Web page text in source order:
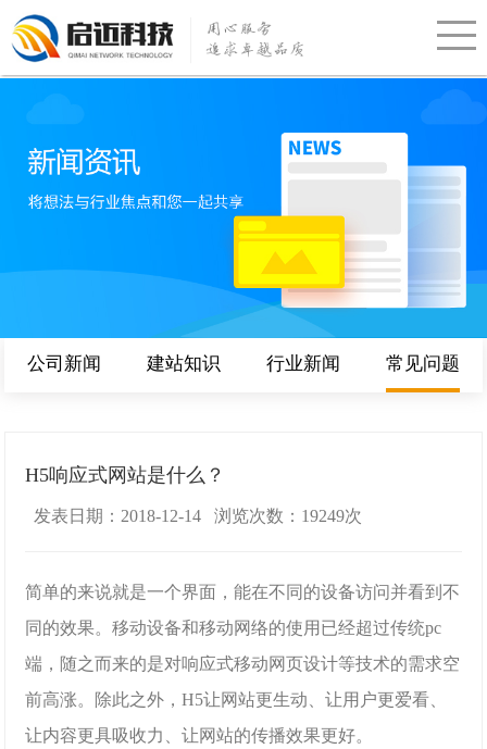
公司新闻 建站知识 行业新闻 常见问题
H5响应式网站是什么？
发表日期：2018-12-14 浏览次数：19249次
简单的来说就是一个界面，能在不同的设备访问并看到不
同的效果。移动设备和移动网络的使用已经超过传统pc
端，随之而来的是对响应式移动网页设计等技术的需求空
前高涨。除此之外，H5让网站更生动、让用户更爱看、
让内容更具吸收力、让网站的传播效果更好。